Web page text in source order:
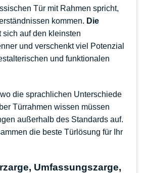
Tür mit Rahmen spricht,
kommen. Die
sich auf den kleinsten
und verschenkt viel Potenzial
und funktionalen
die sprachlichen Unterschiede
Türrahmen wissen müssen
außerhalb des Standards auf.
die beste Türlösung für Ihr
Umfassungszarge,